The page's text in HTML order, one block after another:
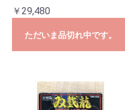
￥29,480
ただいま品切れ中です。